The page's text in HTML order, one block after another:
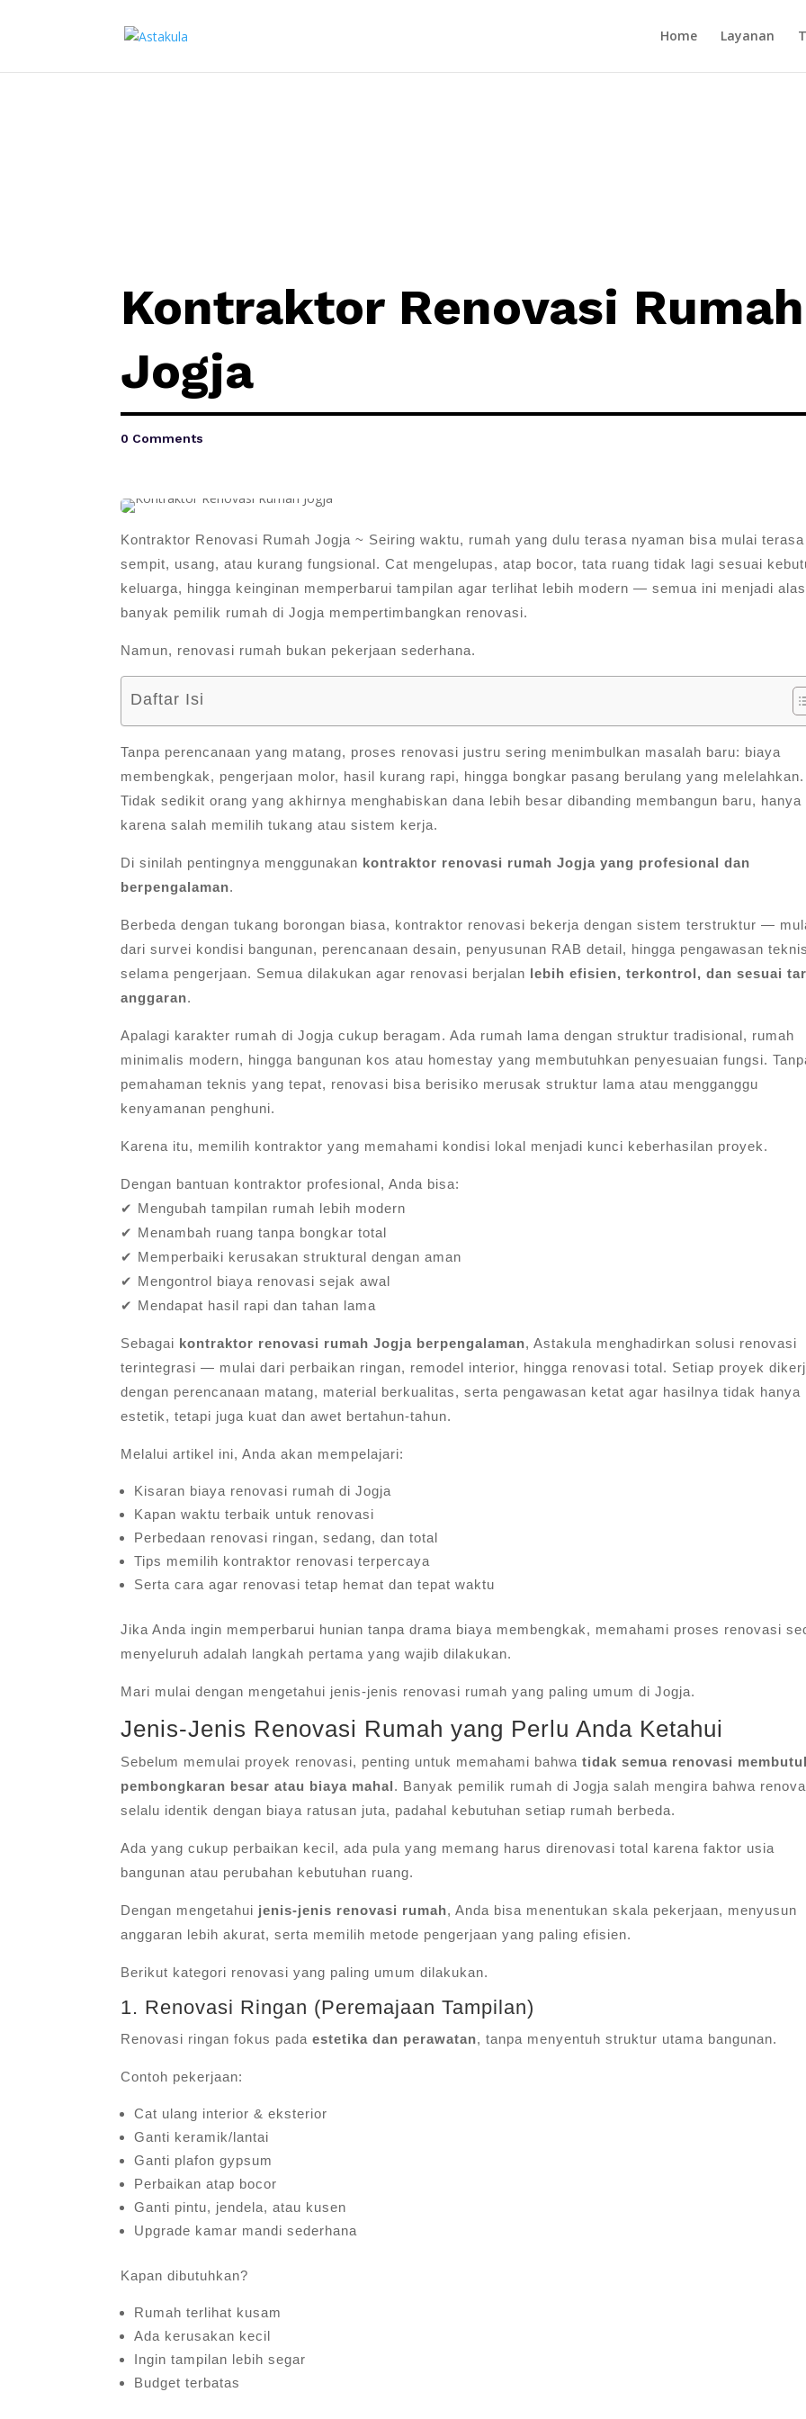
Home Layanan
Kontraktor Renovasi Rumah
Jogja
0 Comments
Kontraktor Renovasi Rumah Jogja ~ Seiring waktu, rumah yang dulu terasa nyaman bisa mulai terasa
sempit, usang, atau kurang fungsional. Cat mengelupas, atap bocor, tata ruang tidak lagi sesuai
keluarga, hingga keinginan memperbarui tampilan agar terlihat lebih modern — semua ini menjadi
banyak pemilik rumah di Jogja mempertimbangkan renovasi.
Namun, renovasi rumah bukan pekerjaan sederhana.
Daftar Isi
Tanpa perencanaan yang matang, proses renovasi justru sering menimbulkan masalah baru: biaya
membengkak, pengerjaan molor, hasil kurang rapi, hingga bongkar pasang berulang yang melelahkan.
Tidak sedikit orang yang akhirnya menghabiskan dana lebih besar dibanding membangun baru, hanya
karena salah memilih tukang atau sistem kerja.
Di sinilah pentingnya menggunakan kontraktor renovasi rumah Jogja yang profesional dan
berpengalaman.
Berbeda dengan tukang borongan biasa, kontraktor renovasi bekerja dengan sistem terstruktur —
dari survei kondisi bangunan, perencanaan desain, penyusunan RAB detail, hingga pengawasan teknis
selama pengerjaan. Semua dilakukan agar renovasi berjalan lebih efisien, terkontrol, dan sesuai
anggaran.
Apalagi karakter rumah di Jogja cukup beragam. Ada rumah lama dengan struktur tradisional, rumah
minimalis modern, hingga bangunan kos atau homestay yang membutuhkan penyesuaian fungsi.
pemahaman teknis yang tepat, renovasi bisa berisiko merusak struktur lama atau mengganggu
kenyamanan penghuni.
Karena itu, memilih kontraktor yang memahami kondisi lokal menjadi kunci keberhasilan proyek.
Dengan bantuan kontraktor profesional, Anda bisa:
✔ Mengubah tampilan rumah lebih modern
✔ Menambah ruang tanpa bongkar total
✔ Memperbaiki kerusakan struktural dengan aman
✔ Mengontrol biaya renovasi sejak awal
✔ Mendapat hasil rapi dan tahan lama
Sebagai kontraktor renovasi rumah Jogja berpengalaman, Astakula menghadirkan solusi renovasi
terintegrasi — mulai dari perbaikan ringan, remodel interior, hingga renovasi total. Setiap proyek
dengan perencanaan matang, material berkualitas, serta pengawasan ketat agar hasilnya tidak hanya
estetik, tetapi juga kuat dan awet bertahun-tahun.
Melalui artikel ini, Anda akan mempelajari:
Kisaran biaya renovasi rumah di Jogja
Kapan waktu terbaik untuk renovasi
Perbedaan renovasi ringan, sedang, dan total
Tips memilih kontraktor renovasi terpercaya
Serta cara agar renovasi tetap hemat dan tepat waktu
Jika Anda ingin memperbarui hunian tanpa drama biaya membengkak, memahami proses renovasi
menyeluruh adalah langkah pertama yang wajib dilakukan.
Mari mulai dengan mengetahui jenis-jenis renovasi rumah yang paling umum di Jogja.
Jenis-Jenis Renovasi Rumah yang Perlu Anda Ketahui
Sebelum memulai proyek renovasi, penting untuk memahami bahwatidak semua renovasi
pembongkaran besar atau biaya mahal. Banyak pemilik rumah di Jogja salah mengira bahwa
selalu identik dengan biaya ratusan juta, padahal kebutuhan setiap rumah berbeda.
Ada yang cukup perbaikan kecil, ada pula yang memang harus direnovasi total karena faktor usia
bangunan atau perubahan kebutuhan ruang.
Dengan mengetahui jenis-jenis renovasi rumah, Anda bisa menentukan skala pekerjaan, menyusun
anggaran lebih akurat, serta memilih metode pengerjaan yang paling efisien.
Berikut kategori renovasi yang paling umum dilakukan.
1. Renovasi Ringan (Peremajaan Tampilan)
Renovasi ringan fokus padaestetika dan perawatan, tanpa menyentuh struktur utama bangunan.
Contoh pekerjaan:
Cat ulang interior & eksterior
Ganti keramik/lantai
Ganti plafon gypsum
Perbaikan atap bocor
Ganti pintu, jendela, atau kusen
Upgrade kamar mandi sederhana
Kapan dibutuhkan?
Rumah terlihat kusam
Ada kerusakan kecil
Ingin tampilan lebih segar
Budget terbatas